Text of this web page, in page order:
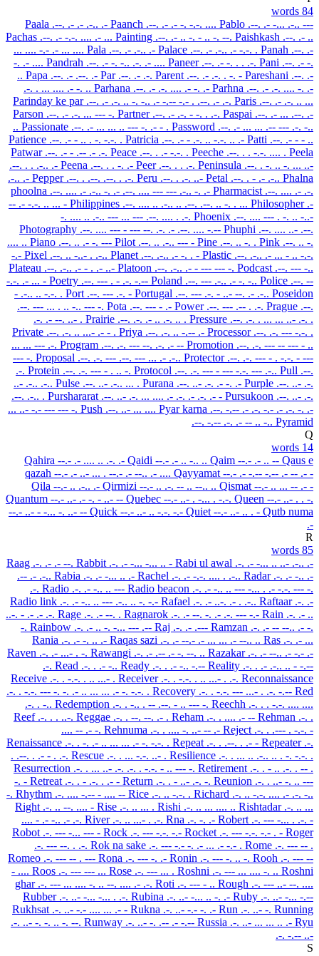
84 words
Paala .--. .- .- .-.. .- Paanch .--. .- .- -. -.-. .... Pablo .--. .- -... .-.. ---
Pachas .--. .- -.-. .... .- ... Painting .--. .- .. -. - .. -. --. Paishkash .--. .- ..
... .... -.- .- ... .... Pala .--. .- .-.. .- Palace .--. .- .-.. .- -.-. . Panah .--. .-
-. .- .... Pandrah .--. .- -. -.. .-. .- .... Paneer .--. .- -. . . .-. Pani .--. .- -.
.. Papa .--. .- .--. .- Par .--. .- .-. Parent .--. .- .-. . -. - Pareshani .--. .-
.-. . ... .... .- -. .. Parhana .--. .- .-. .... .- -. .- Parhna .--. .- .-. .... -. .-
Parinday ke par .--. .- .-. .. -. -.. .- -.-- -.- . .--. .- .-. Paris .--. .- .-. .. ...
Parson .--. .- .-. ... --- -. Partner .--. .- .-. - -. . .-. Paspai .--. .- ... .--. .-
.. Passionate .--. .- ... ... .. --- -. .- - . Password .--. .- ... ... .-- --- .-. -..
Patience .--. .- - .. . -. -.-. . Patricia .--. .- - .-. .. -.-. .. .- Patti .--. .- - - ..
Patwar .--. .- - .-- .- .-. Peace .--. . .- -.-. . Peeche .--. . . -.-. .... . Peela
.--. . . .-.. .- Peena .--. . . -. .- Peer .--. . . .-. Peninsula .--. . -. .. -. ... ..-
.-.. .- Pepper .--. . .--. .--. . .-. Peru .--. . .-. ..- Petal .--. . - .- .-.. Phalna
phoolna .--. .... .- .-.. -. .- .--. .... --- --- .-.. -. .- Pharmacist .--. .... .- .-.
-- .- -.-. .. ... - Philippines .--. .... .. .-.. .. .--. .--. .. -. . ... Philosopher .-
-. .... .. .-.. --- ... --- .--. .... . .-. Phoenix .--. .... --- . -. .. -..-
Photography .--. .... --- - --- --. .-. .- .--. .... -.-- Phuphi .--. .... ..- .--.
.... .. Piano .--. .. .- -. --- Pilot .--. .. .-.. --- - Pine .--. .. -. . Pink .--. .. -.
-.- Pixel .--. .. -..- . .-.. Planet .--. .-.. .- -. . - Plastic .--. .-.. .- ... - .. -.-.
Plateau .--. .-.. .- - . .- ..- Platoon .--. .-.. .- - --- --- -. Podcast .--. --- -..
-.-. .- ... - Poetry .--. --- . - .-. -.-- Poland .--. --- .-.. .- -. -.. Police .--. --
- .-.. .. -.-. . Port .--. --- .-. - Portugal .--. --- .-. - ..- --. .- .-.. Poseidon
.--. --- ... . .. -.. --- -. Pota .--. --- - .- Power .--. --- .-- . .-. Prague .--.
.-. .- --. ..- . Prairie .--. .-. .- .. .-. .. . Pressure .--. .-. . ... ... ..- .-. .
Private .--. .-. .. ...- .- - . Priya .--. .-. .. -.-- .- Processor .--. .-. --- -.-. .
... ... --- .-. Program .--. .-. --- --. .-. .- -- Promotion .--. .-. --- -- --- - ..
--- -. Proposal .--. .-. --- .--. --- ... .- .-.. Protector .--. .-. --- - . -.-. - ---
.-. Protein .--. .-. --- - . .. -. Protocol .--. .-. --- - --- -.-. --- .-.. Pull .--.
..- .-.. .-.. Pulse .--. ..- .-.. ... . Purana .--. ..- .-. .- -. .- Purple .--. ..- .-.
.--. .-.. . Purshararat .--. ..- .-. ... .... .- .-. .- .-. .- - Pursukoon .--. ..- .-.
... ..- -.- --- --- -. Push .--. ..- ... .... Pyar karna .--. -.-- .- .-. -.- .- .-. -. .-
Pyramid
.--. -.-- .-. .- -- .. -..
Q
14 words
Qahira --.- .- .... .. .-. .- Qaidi --.- .- .. -.. .. Qaim --.- .- .. -- Qaus e
qazah --.- .- ..- ... . --.- .- --.. .- .... Qayyamat --.- .- -.-- -.-- .- -- .- -
Qila --.- .. .-.. .- Qirmizi --.- .. .-. -- .. --.. .. Qismat --.- .. ... -- .- -
Quantum --.- ..- .- -. - ..- -- Quebec --.- ..- . -... . -.-. Queen --.- ..- . . -.
Quick --.- ..- .. -.-. -.- Quiet --.- ..- .. . - Qutb numa
--.- ..- - -... -. ..- --
.-
R
85 words
Raag .-. .- .- --. Rabbit .-. .- -... -... .. - Rabi ul awal .-. .- -... .. ..- .-.. .-
.-- .- .-.. Rabia .-. .- -... .. .- Rachel .-. .- -.-. .... . .-.. Radar .-. .- -.. .-
.-. Radio .-. .- -.. .. --- Radio beacon .-. .- -.. .. --- -... . .- -.-. --- -.
Radio link .-. .- -.. .. --- .-.. .. -. -.- Rafael .-. .- ..-. .- . .-.. Raftaar .-. .-
..-. - .- .- .-. Rage .-. .- --. . Ragnarok .-. .- --. -. .- .-. --- -.- Rain .-. .- ..
-. Rainbow .-. .- .. -. -... --- .-- Raj .-. .- .--- Ramzan .-. .- -- --.. .- -.
Rania .-. .- -. .. .- Raqas sazi .-. .- --.- .- ... ... .- --.. .. Ras .-. .- ...
Raven .-. .- ...- . -. Rawangi .-. .- .-- .- -. --. .. Razakar .-. .- --.. .- -.- .-
.-. Read .-. . .- -.. Ready .-. . .- -.. -.-- Reality .-. . .- .-.. .. - -.--
Receive .-. . -.-. . .. ...- . Receiver .-. . -.-. . .. ...- . .-. Reconnaissance
.-. . -.-. --- -. -. .- .. ... ... .- -. -.-. . Recovery .-. . -.-. --- ...- . .-. -.-- Red
.-. . -.. Redemption .-. . -.. . -- .--. - .. --- -. Reechh .-. . . -.-. .... ....
Reef .-. . . ..-. Reggae .-. . --. --. .- . Reham .-. . .... .- -- Rehman .-. .
.... -- .- -. Rehnuma .-. . .... -. ..- -- .- Reject .-. . .--- . -.-. -
Renaissance .-. . -. .- .. ... ... .- -. -.-. . Repeat .-. . .--. . .- - Repeater .-.
. .--. . .- - . .-. Rescue .-. . ... -.-. ..- . Resilience .-. . ... .. .-.. .. . -. -.-. .
Resurrection .-. . ... ..- .-. .-. . -.-. - .. --- -. Retirement .-. . - .. .-. . -- .
-. - Retreat .-. . - .-. . .- - Return .-. . - ..- .-. -. Reunion .-. . ..- -. .. ---
-. Rhythm .-. .... -.-- - .... -- Rice .-. .. -.-. . Richard .-. .. -.-. .... .- .-. -..
Right .-. .. --. .... - Rise .-. .. ... . Rishi .-. .. ... .... .. Rishtadar .-. .. ...
.... - .- -.. .- .-. River .-. .. ...- . .-. Rna .-. -. .- Robert .-. --- -... . .-. -
Robot .-. --- -... --- - Rock .-. --- -.-. -.- Rocket .-. --- -.-. -.- . - Roger
.-. --- --. . .-. Rok na sake .-. --- -.- -. .- ... .- -.- . Rome .-. --- -- .
Romeo .-. --- -- . --- Rona .-. --- -. .- Ronin .-. --- -. .. -. Rooh .-. --- --
- .... Roos .-. --- --- ... Rose .-. --- ... . Roshni .-. --- ... .... -. .. Roshni
ghar .-. --- ... .... -. .. --. .... .- .-. Roti .-. --- - .. Rough .-. --- ..- --. ....
Rubber .-. ..- -... -... . .-. Rubina .-. ..- -... .. -. .- Ruby .-. ..- -... -.--
Rukhsat .-. ..- -.- .... ... .- - Rukna .-. ..- -.- -. .- Run .-. ..- -. Running
.-. ..- -. -. .. -. --. Runway .-. ..- -. .-- .- -.-- Russia .-. ..- ... ... .. .- Ryu
.-. -.-- ..-
S